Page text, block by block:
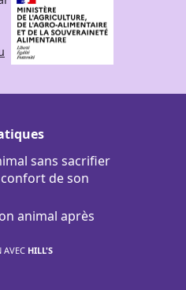
sans sacrifier
confort de son
animal après
AVEC HILL'S